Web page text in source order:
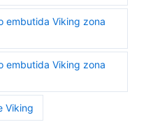
embutida Viking zona
embutida Viking zona
Viking